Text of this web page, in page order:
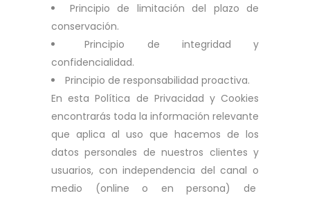
Principio de limitación del plazo de
conservación.
Principio de integridad y
confidencialidad.
Principio de responsabilidad proactiva.
En esta Política de Privacidad y Cookies
encontrarás toda la información relevante
que aplica al uso que hacemos de los
datos personales de nuestros clientes y
usuarios, con independencia del canal o
medio (online o en persona) de